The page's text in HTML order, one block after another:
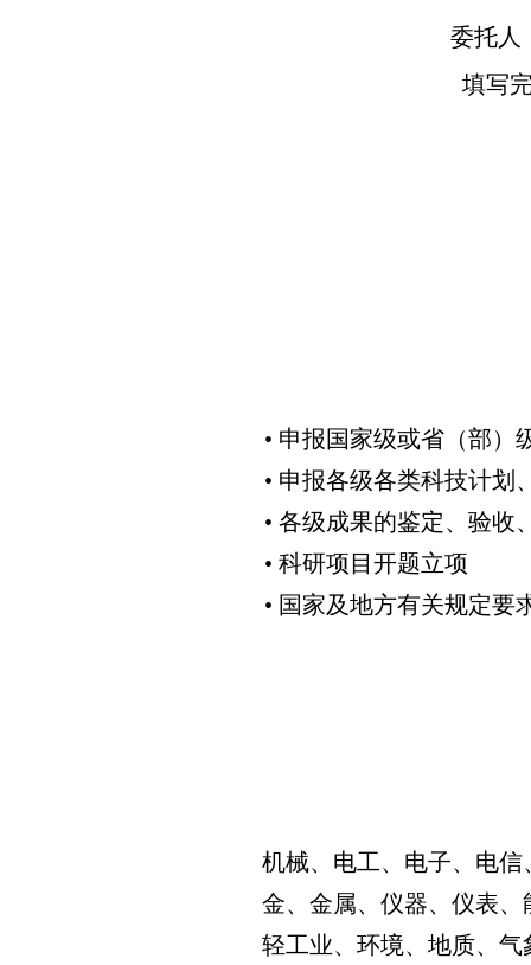
委托人
填写
• 申报国家级或省（部）
• 申报各级各类科技计划
• 各级成果的鉴定、验收
• 科研项目开题立项
• 国家及地方有关规定要
机械、电工、电子、电
金、金属、仪器、仪表
轻工业、环境、地质、